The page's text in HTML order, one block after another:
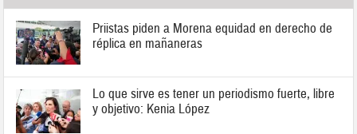
Priistas piden a Morena equidad en derecho de
réplica en mañaneras
Lo que sirve es tener un periodismo fuerte, libre
y objetivo: Kenia López